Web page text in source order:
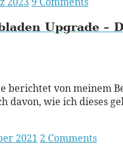
Upgrade –
berichtet von meinem
davon, wie ich dieses
2021 2 Comments